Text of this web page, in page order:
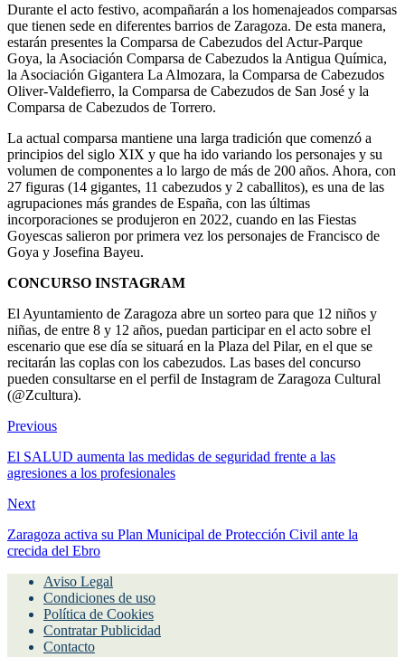
Durante el acto festivo, acompañarán a los homenajeados comparsas
que tienen sede en diferentes barrios de Zaragoza. De esta manera,
estarán presentes la Comparsa de Cabezudos del Actur-Parque
Goya, la Asociación Comparsa de Cabezudos la Antigua Química,
la Asociación Gigantera La Almozara, la Comparsa de Cabezudos
Oliver-Valdefierro, la Comparsa de Cabezudos de San José y la
Comparsa de Cabezudos de Torrero.
La actual comparsa mantiene una larga tradición que comenzó a
principios del siglo XIX y que ha ido variando los personajes y su
volumen de componentes a lo largo de más de 200 años. Ahora, con
27 figuras (14 gigantes, 11 cabezudos y 2 caballitos), es una de las
agrupaciones más grandes de España, con las últimas
incorporaciones se produjeron en 2022, cuando en las Fiestas
Goyescas salieron por primera vez los personajes de Francisco de
Goya y Josefina Bayeu.
CONCURSO INSTAGRAM
El Ayuntamiento de Zaragoza abre un sorteo para que 12 niños y
niñas, de entre 8 y 12 años, puedan participar en el acto sobre el
escenario que ese día se situará en la Plaza del Pilar, en el que se
recitarán las coplas con los cabezudos. Las bases del concurso
pueden consultarse en el perfil de Instagram de Zaragoza Cultural
(@Zcultura).
Previous
El SALUD aumenta las medidas de seguridad frente a las
agresiones a los profesionales
Next
Zaragoza activa su Plan Municipal de Protección Civil ante la
crecida del Ebro
Aviso Legal
Condiciones de uso
Política de Cookies
Contratar Publicidad
Contacto